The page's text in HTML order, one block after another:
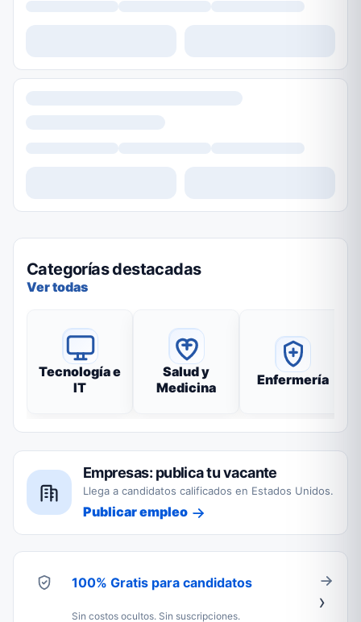
Categorías destacadas
Ver todas
Tecnología e
IT
Salud y
Medicina
Enfermería
Empresas: publica tu vacante
Llega a candidatos calificados en Estados Unidos.
Publicar empleo
100% Gratis para candidatos
Sin costos ocultos. Sin suscripciones.